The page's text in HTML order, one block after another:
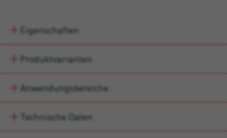
Eigenschaften
Produktvarianten
Anwendungsbereiche
Technische Daten